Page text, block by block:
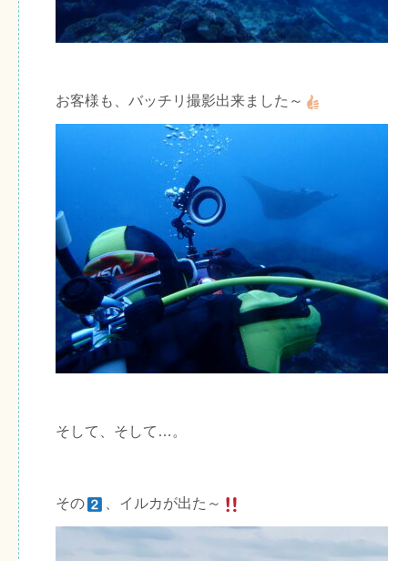
お客様も、バッチリ撮影出来ました～
そして、そして…。
その 、イルカが出た～